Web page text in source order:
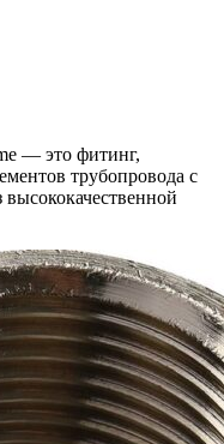
— это фитинг,
трубопровода с